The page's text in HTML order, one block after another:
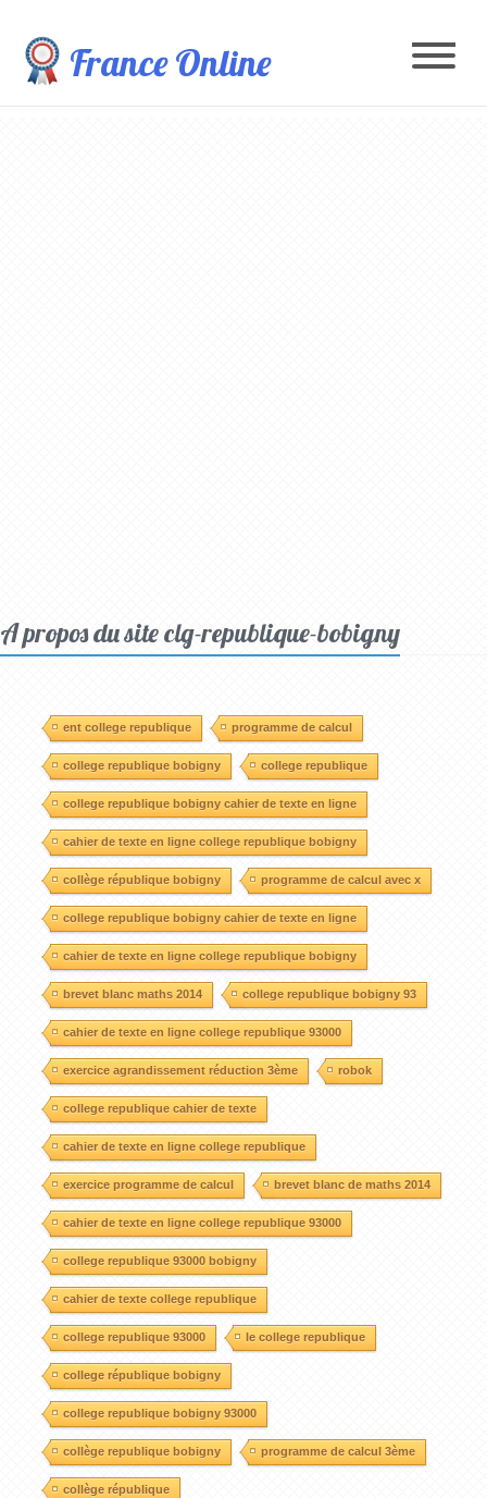
France Online
A propos du site clg-republique-bobigny
ent college republique programme de calcul
college republique bobigny college republique
college republique bobigny cahier de texte en ligne
cahier de texte en ligne college republique bobigny
collège république bobigny programme de calcul avec x
college republique bobigny cahier de texte en ligne
cahier de texte en ligne college republique bobigny
brevet blanc maths 2014 college republique bobigny 93
cahier de texte en ligne college republique 93000
exercice agrandissement réduction 3ème robok
college republique cahier de texte
cahier de texte en ligne college republique
exercice programme de calcul brevet blanc de maths 2014
cahier de texte en ligne college republique 93000
college republique 93000 bobigny
cahier de texte college republique
college republique 93000 le college republique
college république bobigny
college republique bobigny 93000
collège republique bobigny programme de calcul 3ème
collège république